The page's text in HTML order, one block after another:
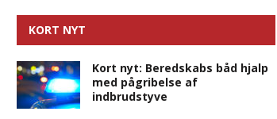
KORT NYT
Kort nyt: Beredskabs båd hjalp
med pågribelse af
indbrudstyve